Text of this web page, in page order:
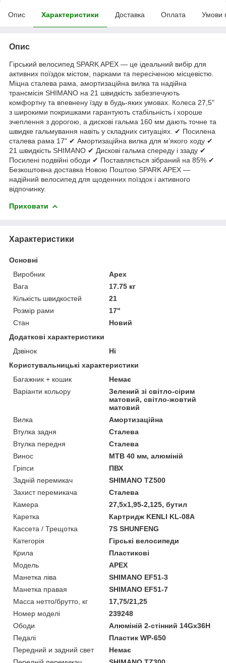
Опис Характеристики Доставка Оплата Умови
Опис
Гірський велосипед SPARK APEX — це ідеальний вибір для
активних поїздок містом, парками та пересіченою місцевістю.
Міцна сталева рама, амортизаційна вилка та надійна
трансмісія SHIMANO на 21 швидкість забезпечують
комфортну та впевнену їзду в будь-яких умовах. Колеса 27,5"
з широкими покришками гарантують стабільність і хороше
зчеплення з дорогою, а дискові гальма 160 мм дають точне та
швидке гальмування навіть у складних ситуаціях. ✔ Посилена
сталева рама 17" ✔ Амортизаційна вилка для м’якого ходу ✔
21 швидкість SHIMANO ✔ Дискові гальма спереду і ззаду ✔
Посилені подвійні ободи ✔ Поставляється зібраний на 85% ✔
Безкоштовна доставка Новою Поштою SPARK APEX —
надійний велосипед для щоденних поїздок і активного
відпочинку.
Приховати
Характеристики
Основні
Виробник
Apex
Вага
17.75 кг
Кількість швидкостей
21
Розмір рами
17"
Стан
Новий
Додаткові характеристики
Дзвінок
Ні
Користувальницькі характеристики
Багажник + кошик
Немає
Варіанти кольору
Зелений зі світло-сірим
матовий, світло-жовтий
матовий
Вилка
Амортизаційна
Втулка задня
Сталева
Втулка передня
Сталева
Винос
МТВ 40 мм, алюміній
Гріпси
ПВХ
Задній перемикач
SHIMANO TZ500
Захист перемикача
Сталева
Камера
27,5х1,95-2,125, бутил
Каретка
Картридж KENLI KL-08A
Кассета / Трещотка
7S SHUNFENG
Категорія
Гірські велосипеди
Крила
Пластикові
Модель
APEX
Манетка ліва
SHIMANO EF51-3
Манетка правая
SHIMANO EF51-7
Масса нетто/брутто, кг
17,75/21,25
Номер моделі
239248
Ободи
Алюміній 2-стінний 14Gх36H
Педалі
Пластик WP-650
Передний и задний свет
Немає